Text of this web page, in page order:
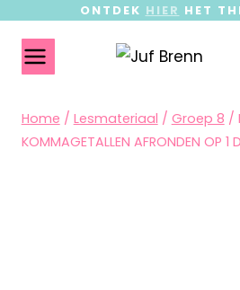
ONTDEK HIER HET
Home / Lesmateriaal / Groep 8 /
KOMMAGETALLEN AFRONDEN OP 1